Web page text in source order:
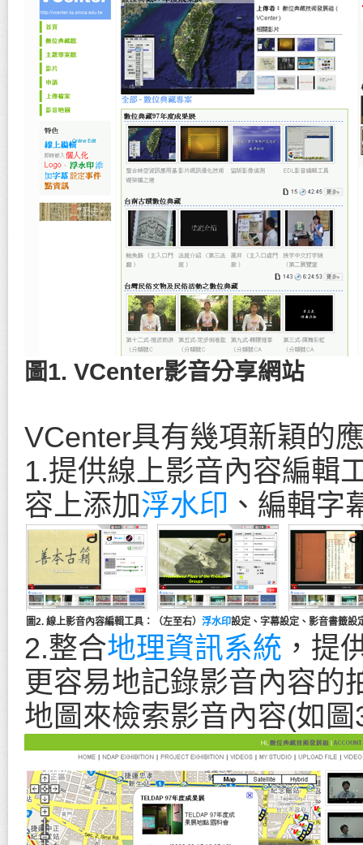
圖1. VCenter影音分享網站
VCenter具有幾項新穎的
1.提供線上影音內容編輯
容上添加浮水印 、編輯字
圖2. 線上影音內容編輯工具：（左至右） 浮水印設定、字幕設定、影音書籤設
2.整合地理資訊系統 ，提
更容易地記錄影音內容的
地圖來檢索影音內容(如圖